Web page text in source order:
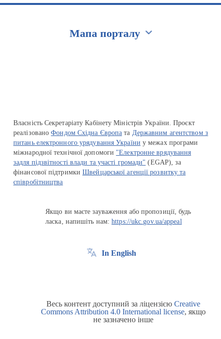
Мапа порталу
Власність Секретаріату Кабінету Міністрів України. Проєкт
реалізованоФондом Східна Європа та Державним агентством з
питань електронного урядування України у межах програми
міжнародної технічної допомоги "Електронне врядування
задля підзвітності влади та участі громади" (EGAP), за
фінансової підтримкиШвейцарської агенції розвитку та
співробітництва
Якщо ви маєте зауваження або пропозиції, будь
ласка, напишіть нам:https://ukc.gov.ua/appeal
In English
Весь контент доступний за ліцензією Creative
Commons Attribution 4.0 International license, якщо
не зазначено інше